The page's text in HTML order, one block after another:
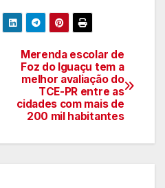
Merenda escolar de
Foz do Iguaçu tem a
melhor avaliação do
TCE-PR entre as
cidades com mais de
200 mil habitantes